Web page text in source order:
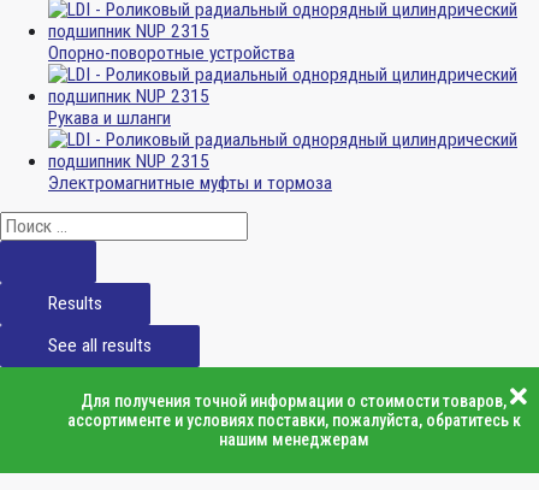
Опорно-поворотные устройства
Рукава и шланги
Электромагнитные муфты и тормоза
Results
See all results
Для получения точной информации о стоимости товаров,
ассортименте и условиях поставки, пожалуйста, обратитесь к
нашим менеджерам